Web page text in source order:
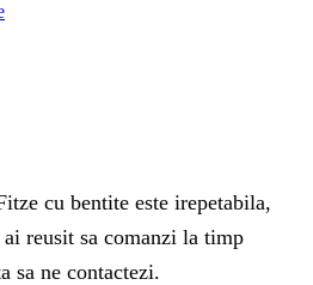
cu bentite este irepetabila,
reusit sa comanzi la timp
sa ne contactezi.